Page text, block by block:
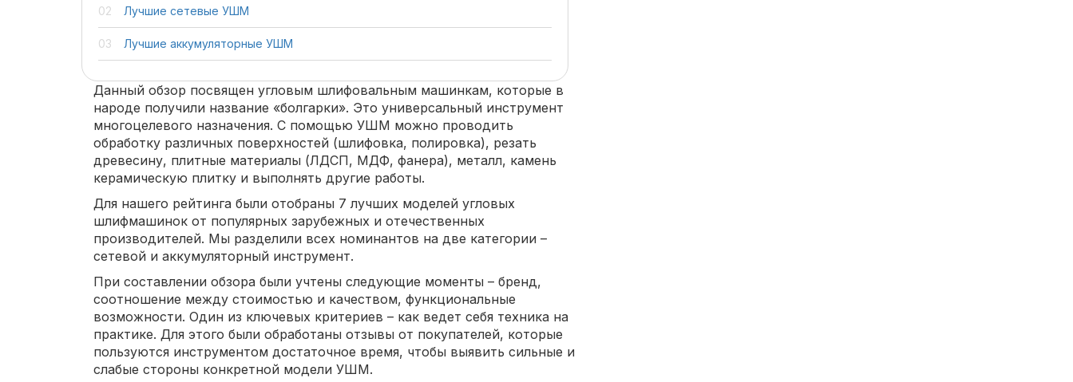
Лучшие сетевые УШМ
Лучшие аккумуляторные УШМ
Данный обзор посвящен угловым шлифовальным машинкам, которые в
народе получили название «болгарки». Это универсальный инструмент
многоцелевого назначения. С помощью УШМ можно проводить
обработку различных поверхностей (шлифовка, полировка), резать
древесину, плитные материалы (ЛДСП, МДФ, фанера), металл, камень
керамическую плитку и выполнять другие работы.
Для нашего рейтинга были отобраны 7 лучших моделей угловых
шлифмашинок от популярных зарубежных и отечественных
производителей. Мы разделили всех номинантов на две категории –
сетевой и аккумуляторный инструмент.
При составлении обзора были учтены следующие моменты – бренд,
соотношение между стоимостью и качеством, функциональные
возможности. Один из ключевых критериев – как ведет себя техника на
практике. Для этого были обработаны отзывы от покупателей, которые
пользуются инструментом достаточное время, чтобы выявить сильные и
слабые стороны конкретной модели УШМ.